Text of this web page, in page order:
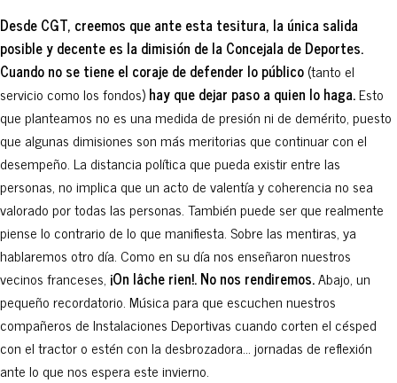
Desde CGT, creemos que ante esta tesitura, la única salida
posible y decente es la dimisión de la Concejala de Deportes.
Cuando no se tiene el coraje de defender lo público(tanto el
servicio como los fondos)hay que dejar paso a quien lo haga.Esto
que planteamos no es una medida de presión ni de demérito, puesto
que algunas dimisiones son más meritorias que continuar con el
desempeño. La distancia política que pueda existir entre las
personas, no implica que un acto de valentía y coherencia no sea
valorado por todas las personas. También puede ser que realmente
piense lo contrario de lo que manifiesta. Sobre las mentiras, ya
hablaremos otro día. Como en su día nos enseñaron nuestros
vecinos franceses, ¡On lâche rien!. No nos rendiremos.Abajo, un
pequeño recordatorio. Música para que escuchen nuestros
compañeros de Instalaciones Deportivas cuando corten el césped
con el tractor o estén con la desbrozadora… jornadas de reflexión
ante lo que nos espera este invierno.